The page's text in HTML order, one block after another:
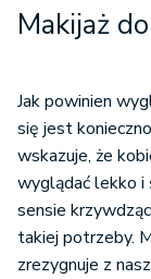
Makijaż
Jak powinien
się jest
wskazuje, że
wyglądać lekko i
sensie
takiej potrzeby.
zrezygnuje z